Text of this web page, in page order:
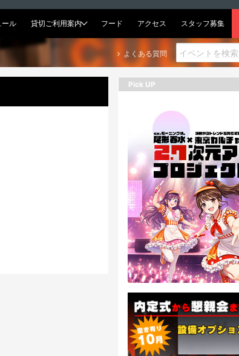
ール 貸切ご利用案内 フード アクセス スタッフ募集
よくある質問
Pick UP